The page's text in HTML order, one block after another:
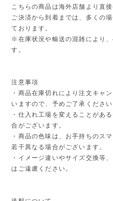
こちらの商品は海外店舗より直接
ご決済から到着までは、多くの
ております。
※在庫状況や輸送の混雑により
す。
注意事項
・商品在庫切れにより注文キャ
いますので、予めご了承ください
・仕入れ工場を変えることがあ
合がございます。
・商品の色味は、お手持ちのス
若干異なる場合がございます。
・イメージ違いやサイズ交換等
はご遠慮ください。